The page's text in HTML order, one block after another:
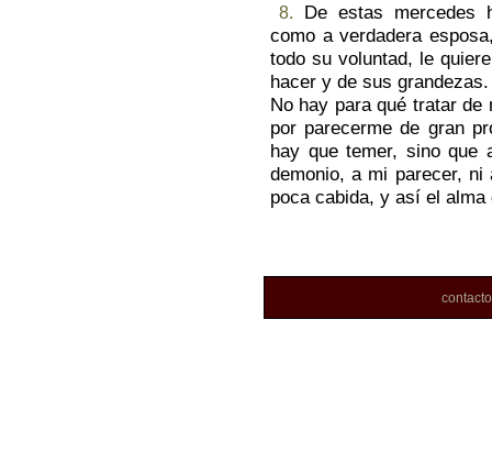
8.
De estas mercedes
como a verdadera
todo su voluntad, le
hacer y de sus grandezas.
No hay para qué tratar
por parecerme de gran
hay que temer, sino que
demonio, a mi parecer, ni
poca cabida, y así el